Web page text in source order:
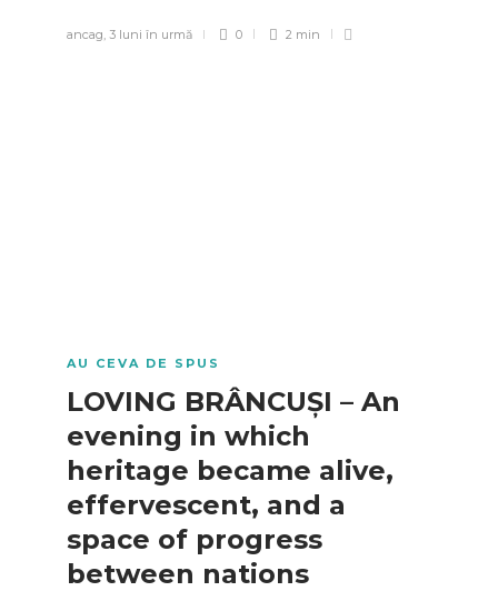
ancag, 3 luni în urmă 0 2 min
AU CEVA DE SPUS
LOVING BRÂNCUȘI – An
evening in which
heritage became alive,
effervescent, and a
space of progress
between nations